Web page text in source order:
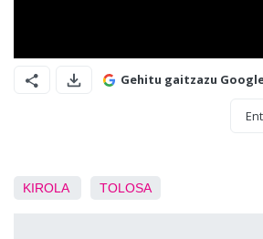
Gehitu gaitzazu
KIROLA TOLOSA